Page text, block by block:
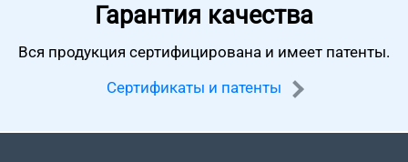
Гарантия качества
Вся продукция сертифицирована и имеет патенты.
Сертификаты и патенты